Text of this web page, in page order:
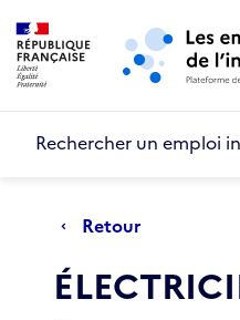
Aller au menu principal
Rechercher un emploi
Retour